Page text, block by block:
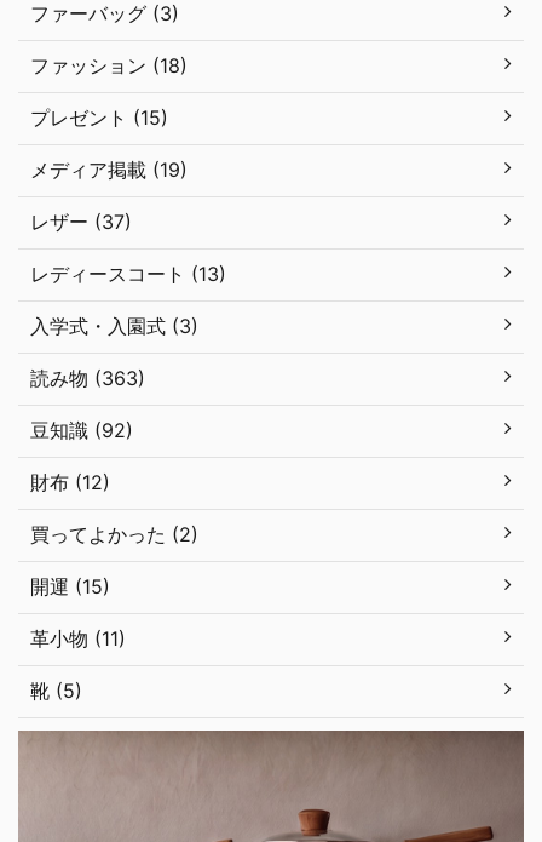
ファーバッグ (3)
ファッション (18)
プレゼント (15)
メディア掲載 (19)
レザー (37)
レディースコート (13)
入学式・入園式 (3)
読み物 (363)
豆知識 (92)
財布 (12)
買ってよかった (2)
開運 (15)
革小物 (11)
靴 (5)